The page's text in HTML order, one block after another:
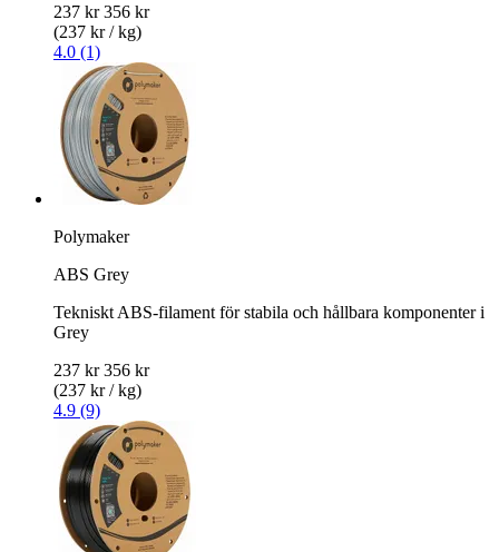
237 kr 356 kr
(237 kr / kg)
4.0 (1)
Polymaker
ABS Grey
Tekniskt ABS-filament för stabila och hållbara komponenter i
Grey
237 kr 356 kr
(237 kr / kg)
4.9 (9)